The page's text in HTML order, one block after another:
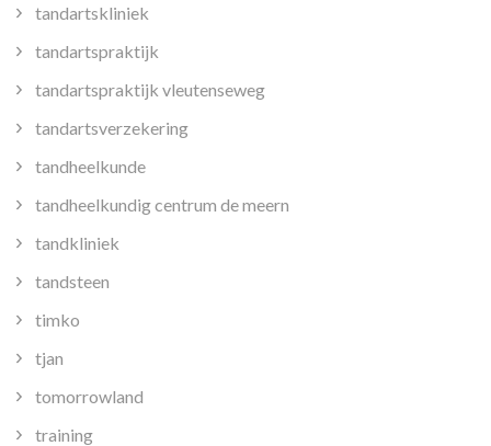
tandartskliniek
tandartspraktijk
tandartspraktijk vleutenseweg
tandartsverzekering
tandheelkunde
tandheelkundig centrum de meern
tandkliniek
tandsteen
timko
tjan
tomorrowland
training